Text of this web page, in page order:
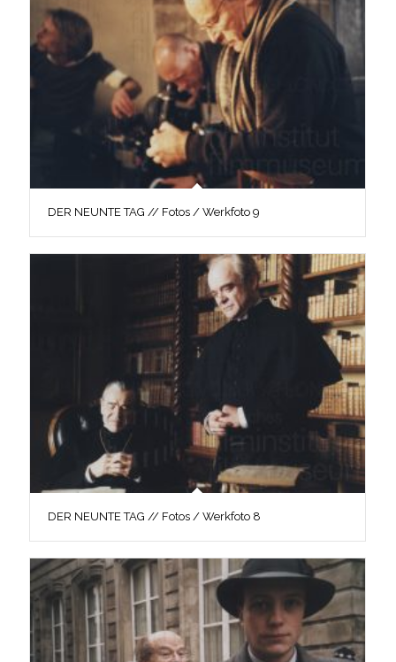
DER NEUNTE TAG // Fotos / Werkfoto 9
DER NEUNTE TAG // Fotos / Werkfoto 8